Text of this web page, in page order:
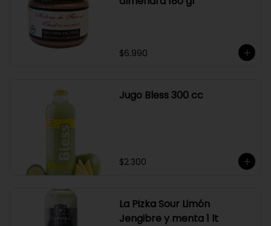
$6.990
Jugo Bless 300 cc
$2.300
La Pizka Sour Limón
Jengibre y menta 1 lt